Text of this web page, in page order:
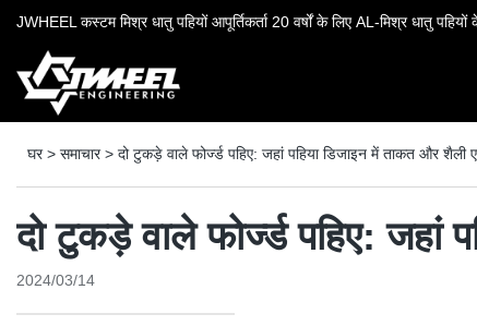
JWHEEL कस्टम मिश्र धातु पहियों आपूर्तिकर्ता 20 वर्षों के लिए AL-मिश्र धातु पहियों
घर> समाचार> दो टुकड़े वाले फोर्ज्ड पहिए: जहां पहिया डिजाइन में ताकत और
दो टुकड़े वाले फोर्ज्ड पहिए:
2024/03/14